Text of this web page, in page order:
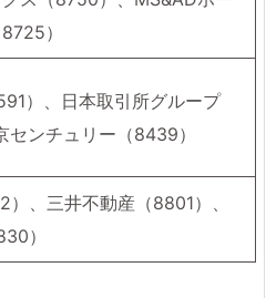
）
）、日本取引所グループ
センチュリー（8439）
、三井不動産（8801）、
）